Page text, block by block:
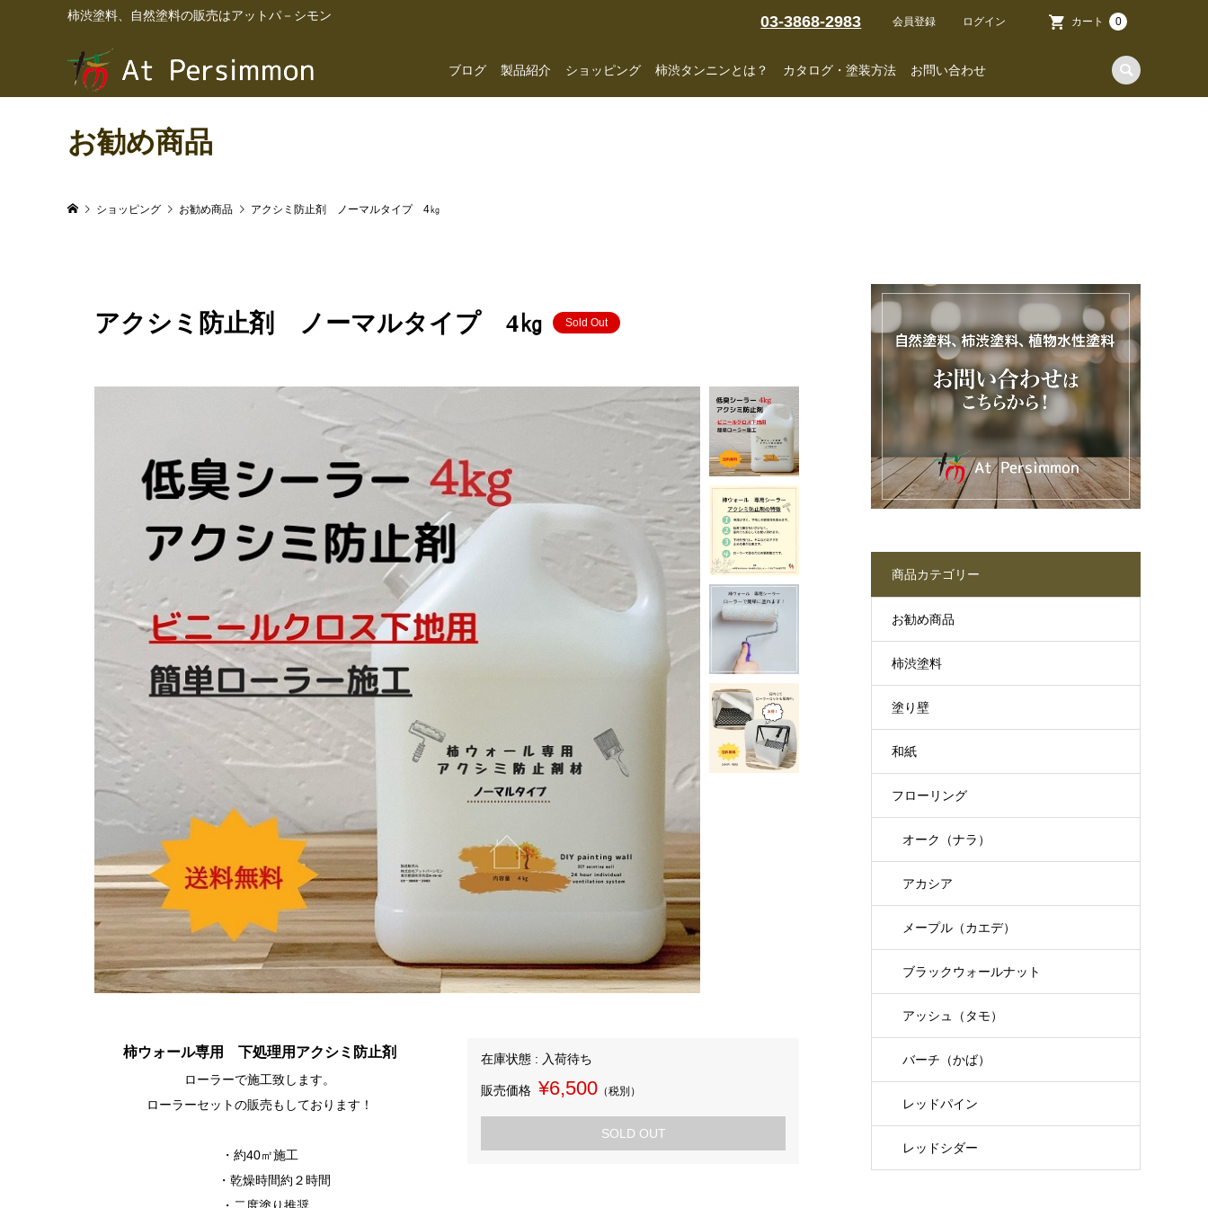
柿渋塗料、自然塗料の販売はアットパ－シモン 03-3868-2983 会員登録 ログイン カート 0
ブログ 製品紹介 ショッピング 柿渋タンニンとは？ カタログ・塗装方法 お問い合わせ
お勧め商品
ショッピング お勧め商品 アクシミ防止剤 ノーマルタイプ 4㎏
アクシミ防止剤 ノーマルタイプ 4㎏ Sold Out
柿ウォール専用 下処理用アクシミ防止剤
ローラーで施工致します。
ローラーセットの販売もしております！
・約40㎡施工
・乾燥時間約２時間
・二度塗り推奨
在庫状態 : 入荷待ち
販売価格 ¥6,500 （税別）
SOLD OUT
商品カテゴリー
お勧め商品
柿渋塗料
塗り壁
和紙
フローリング
オーク（ナラ）
アカシア
メープル（カエデ）
ブラックウォールナット
アッシュ（タモ）
バーチ（かば）
レッドパイン
レッドシダー